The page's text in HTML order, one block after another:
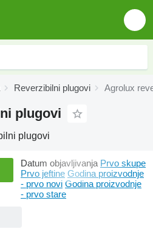
Reverzibilni plugovi Agrolux
plugovi
plugovi
Datum objavljivanja Prvo skupe
Prvo jeftine Godina proizvodnje
- prvo novi Godina proizvodnje
- prvo stare